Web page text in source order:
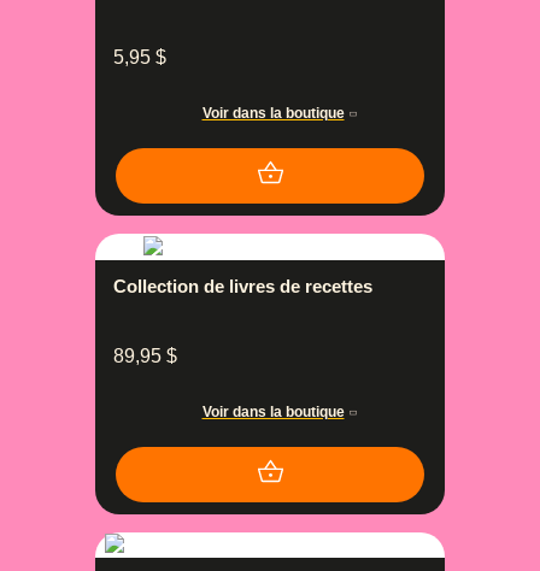
5,95 $
Voir dans la boutique
Collection de livres de recettes
89,95 $
Voir dans la boutique